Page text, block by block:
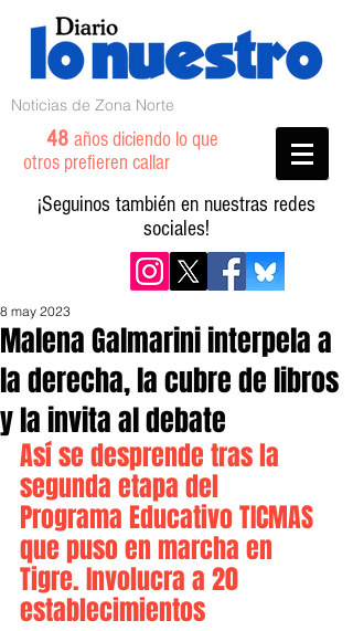
Noticias de Zona Norte
48 años diciendo lo que
otros prefieren callar
¡Seguinos también en nuestras redes
sociales!
Malena Galmarini interpela a
la derecha, la cubre de libros
y la invita al debate
8 may 2023
Así se desprende tras la
segunda etapa del
Programa Educativo TICMAS
que puso en marcha en
Tigre. Involucra a 20
establecimientos